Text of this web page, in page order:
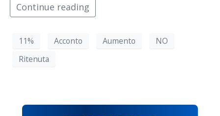
Continue reading
11% Acconto Aumento
NO
Ritenuta